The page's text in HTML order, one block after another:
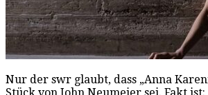
Nur der swr glaubt, dass „Anna